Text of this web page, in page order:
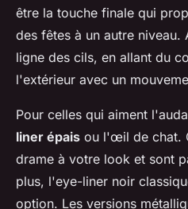
être la touche finale qui
des fêtes à un autre
ligne des cils, en allant du
l'extérieur avec un
Pour celles qui aiment
liner épais ou l'œil de chat.
drame à votre look et sont
plus, l'eye-liner noir
option. Les versions